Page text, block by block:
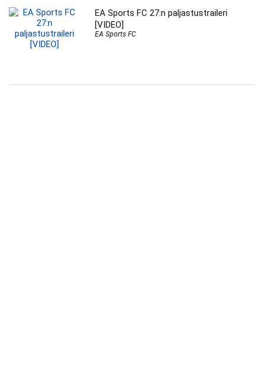
EA Sports FC 27:n paljastustraileri
[VIDEO]
EA Sports FC